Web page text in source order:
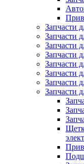
Запчасти
Запчасти
Запчасти
Запчасти
Запчасти
Запчасти
Запчасти
Запчасти